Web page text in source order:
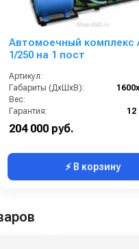
Автомоечный комплекс
1/250 на 1 пост
Артикул:
Габариты (ДхШхВ):
Вес:
Гарантия:
204 000 руб.
⚡ В корзину